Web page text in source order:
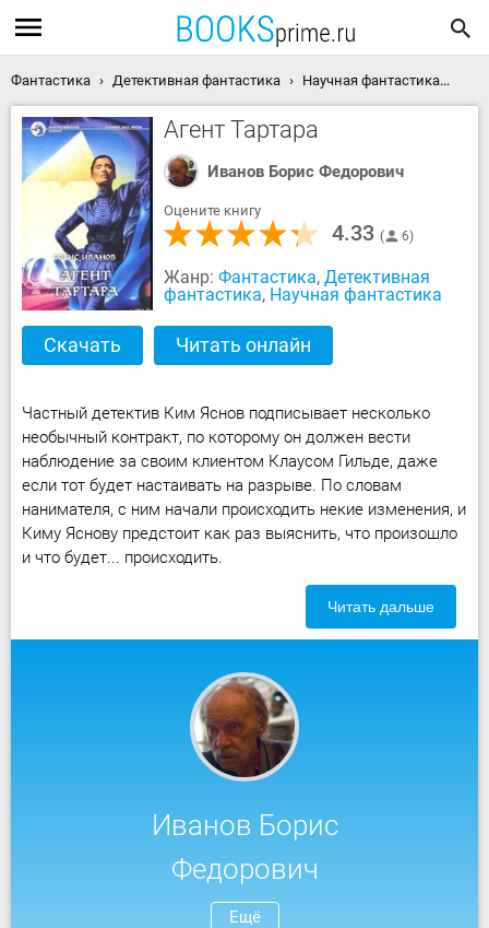
Фантастика Детективная фантастика Научная фантастика
Агент Тартара
Иванов Борис Федорович
Оцените книгу
4.33 6
Жанр: Фантастика, Детективная
фантастика, Научная фантастика
Скачать Читать онлайн
Частный детектив Ким Яснов подписывает несколько
необычный контракт, по которому он должен вести
наблюдение за своим клиентом Клаусом Гильде, даже
если тот будет настаивать на разрыве. По словам
нанимателя, с ним начали происходить некие изменения, и
Киму Яснову предстоит как раз выяснить, что произошло
и что будет... происходить.
Читать дальше
Иванов Борис
Федорович
Ещё